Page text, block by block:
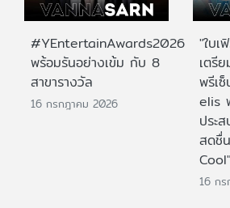
#YEntertainAwards2026
พร้อมรันอย่างเข้ม กับ 8
สาขารางวัล
16 กรกฎาคม 2026
"ใบเ
เตรี
พรีเ
elis
ประ
สดชื่
Cool"
16 ก